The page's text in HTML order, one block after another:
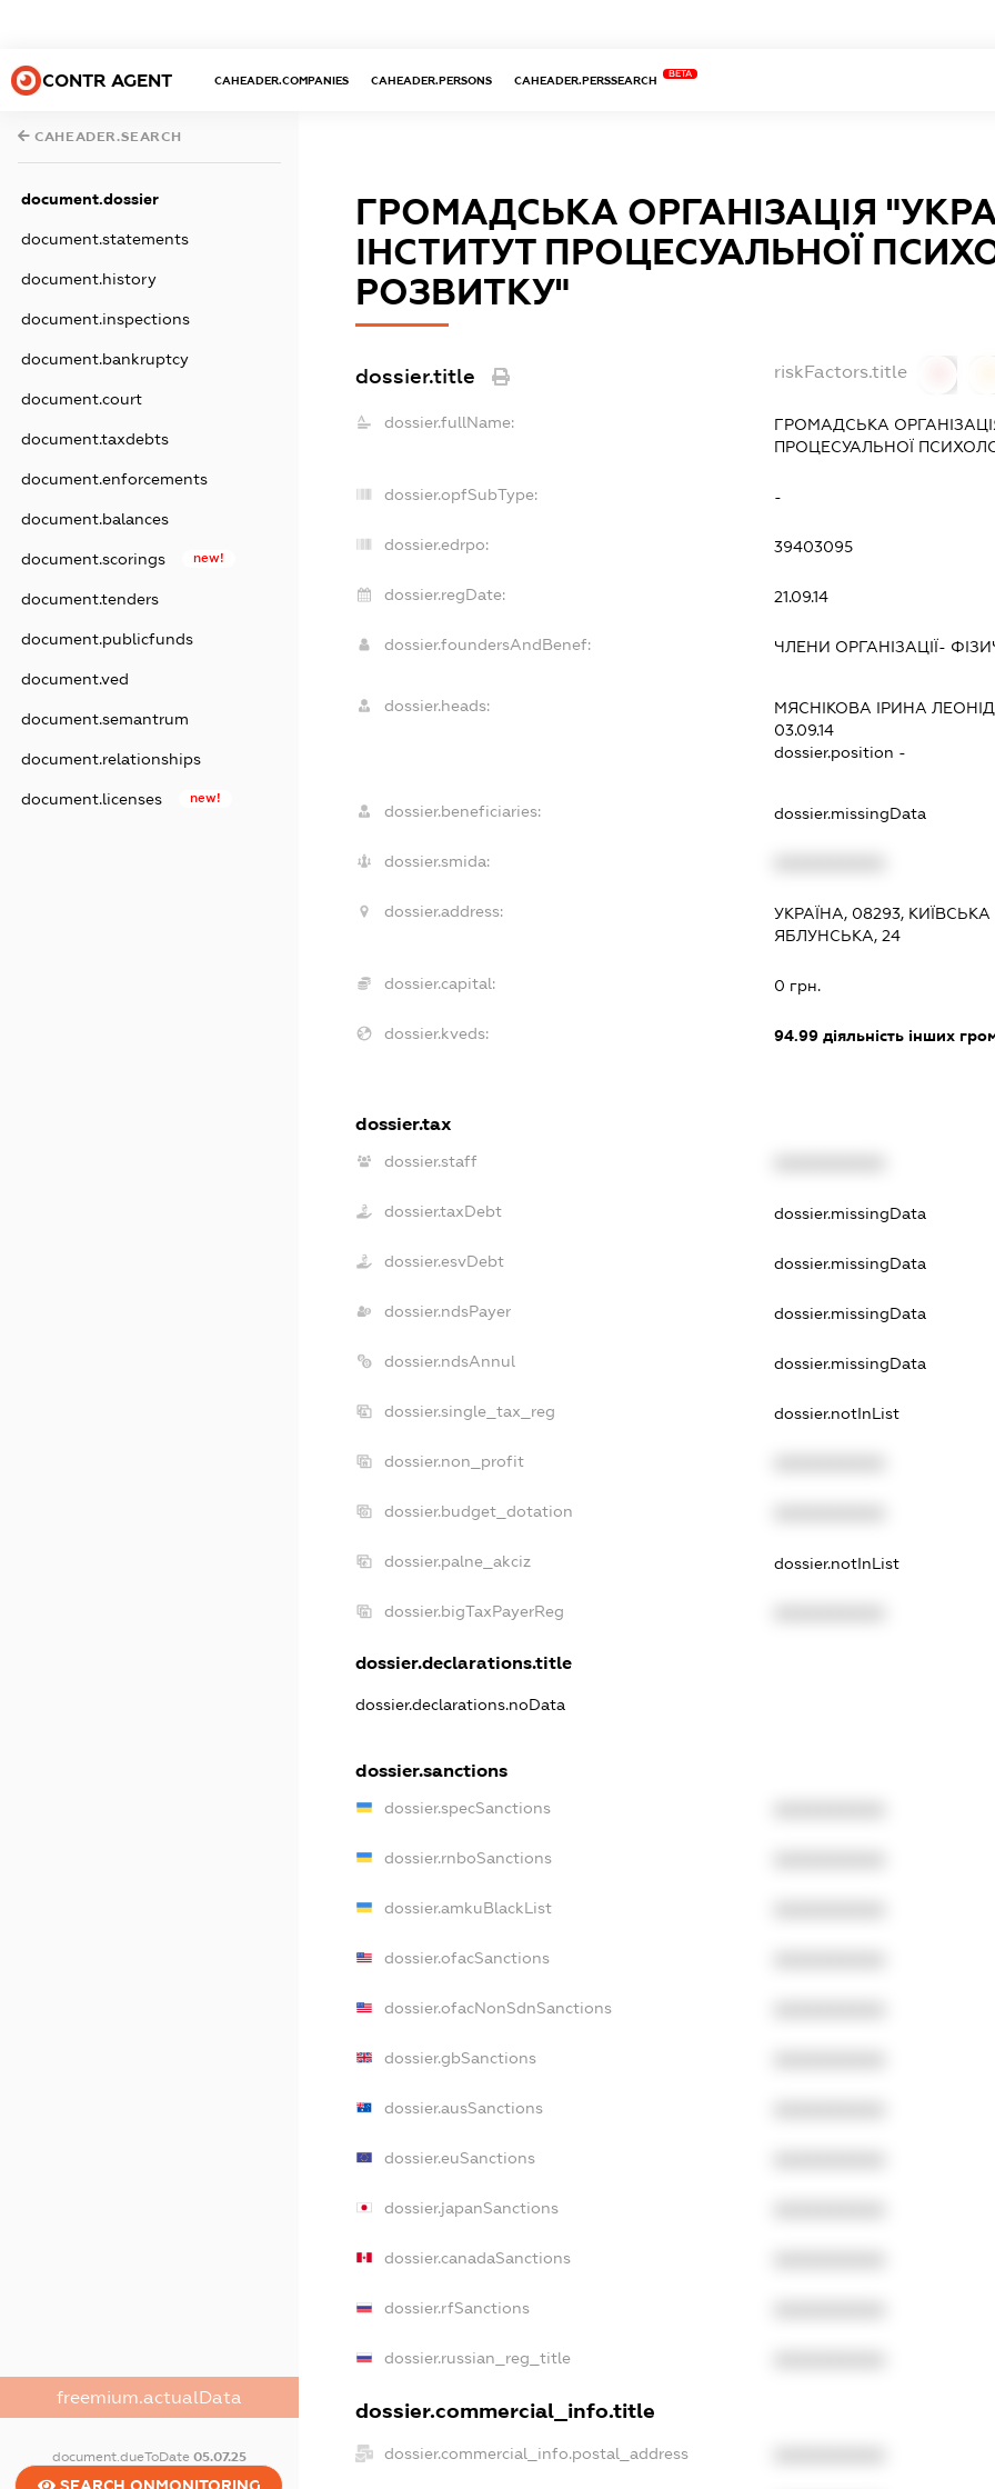
CONTR AGENT CAHEADER.COMPANIES CAHEADER.PERSONS CAHEADER.PERSSEARCH
BETA
CAHEADER.SEARCH
document.dossier
document.statements
document.history
document.inspections
document.bankruptcy
document.court
document.taxdebts
document.enforcements
document.balances
document.scorings new!
document.tenders
document.publicfunds
document.ved
document.semantrum
document.relationships
document.licenses new!
freemium.actualData
document.dueToDate 05.07.25
ГРОМАДСЬКА ОРГАНІЗАЦІЯ
ІНСТИТУТ ПРОЦЕСУАЛЬНОЇ
РОЗВИТКУ"
dossier.title riskFactors.title
dossier.fullName:
ГРОМАДСЬКА
ПРОЦЕСУАЛЬНОЇ
dossier.opfSubType: -
dossier.edrpo: 39403095
dossier.regDate: 21.09.14
dossier.foundersAndBenef: ЧЛЕНИ ОРГАНІЗАЦІЇ-
dossier.heads: МЯСНІКОВА ІРИНА
03.09.14
dossier.position -
dossier.beneficiaries: dossier.missingData
dossier.smida:
dossier.address:
УКРАЇНА, 08293,
ЯБЛУНСЬКА, 24
dossier.capital: 0 грн.
dossier.kveds: 94.99 діяльність інших
dossier.tax
dossier.staff
dossier.taxDebt dossier.missingData
dossier.esvDebt dossier.missingData
dossier.ndsPayer dossier.missingData
dossier.ndsAnnul dossier.missingData
dossier.single_tax_reg dossier.notInList
dossier.non_profit
dossier.budget_dotation
dossier.palne_akciz dossier.notInList
dossier.bigTaxPayerReg
dossier.declarations.title
dossier.declarations.noData
dossier.sanctions
dossier.specSanctions
dossier.rnboSanctions
dossier.amkuBlackList
dossier.ofacSanctions
dossier.ofacNonSdnSanctions
dossier.gbSanctions
dossier.ausSanctions
dossier.euSanctions
dossier.japanSanctions
dossier.canadaSanctions
dossier.rfSanctions
dossier.russian_reg_title
dossier.commercial_info.title
dossier.commercial_info.postal_address